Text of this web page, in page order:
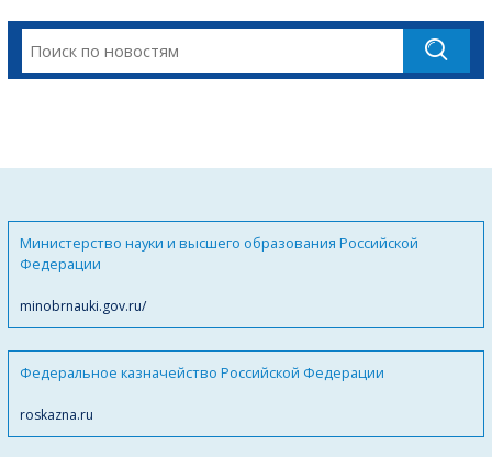
Министерство науки и высшего образования Российской
Федерации
minobrnauki.gov.ru/
Федеральное казначейство Российской Федерации
roskazna.ru